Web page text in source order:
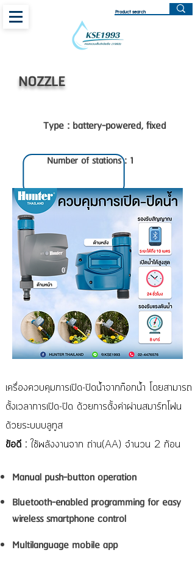
NOZZLE
Type : battery-powered, fixed
Number of stations : 1
เครื่องควบคุมการเปิด-ปิดน้ำจากก๊อกน้ำ โดยสามารถ
ตั้งเวลาการเปิด-ปิด ด้วยการตั้งค่าผ่านสมาร์ทโฟน
ด้วยระบบบลูทูส
ข้อดี : ใช้พลังงานจาก ถ่าน(AA) จำนวน 2 ก้อน
Manual push-button operation
Bluetooth-enabled programming for easy
wireless smartphone control
Multilanguage mobile app